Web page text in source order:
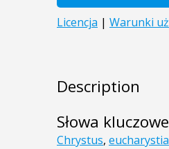
Description
Słowa kluczowe
Chrystus, eucharystia